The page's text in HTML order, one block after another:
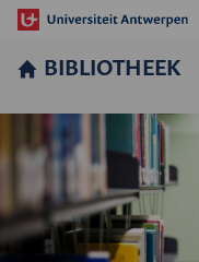
BIBLIOTHEEK